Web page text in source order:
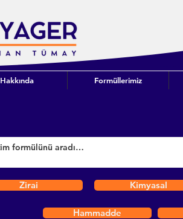
Hakkında Formüllerimiz
Zirai Kimyasal
Hammadde